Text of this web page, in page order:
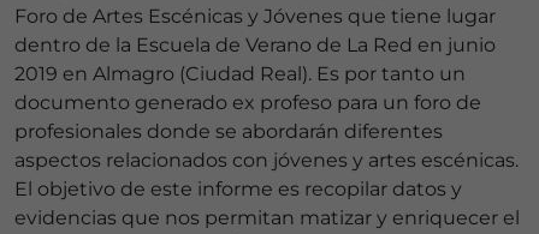
Foro de Artes Escénicas y Jóvenes que tiene lugar
dentro de la Escuela de Verano de La Red en junio
2019 en Almagro (Ciudad Real). Es por tanto un
documento generado ex profeso para un foro de
profesionales donde se abordarán diferentes
aspectos relacionados con jóvenes y artes escénicas.
El objetivo de este informe es recopilar datos y
evidencias que nos permitan matizar y enriquecer el